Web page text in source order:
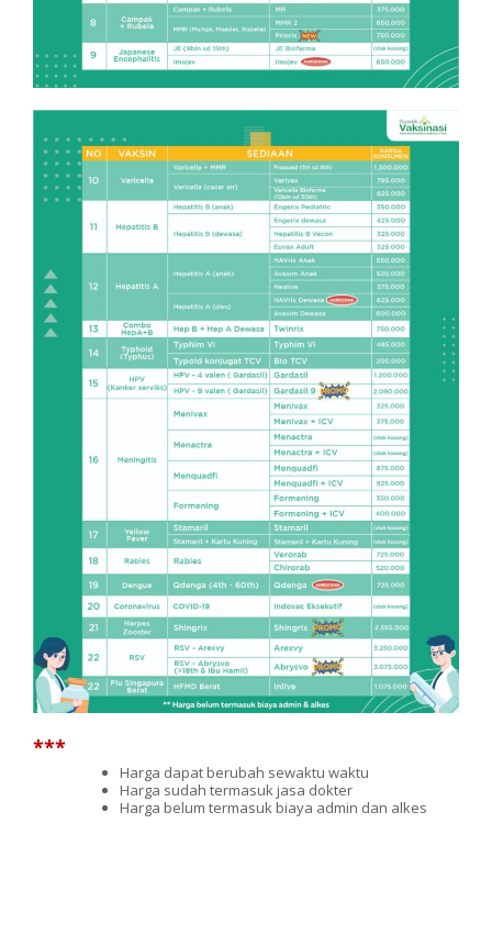
***
Harga dapat berubah sewaktu waktu
Harga sudah termasuk jasa dokter
Harga belum termasuk biaya admin dan alkes